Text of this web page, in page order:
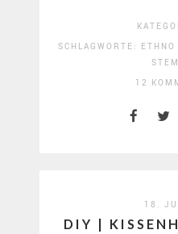
SCHLAGWORTE: ETHNO
12
18.
DIY |